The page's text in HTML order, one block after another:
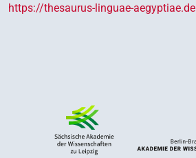
https://thesaurus-linguae-aegyptiae.de